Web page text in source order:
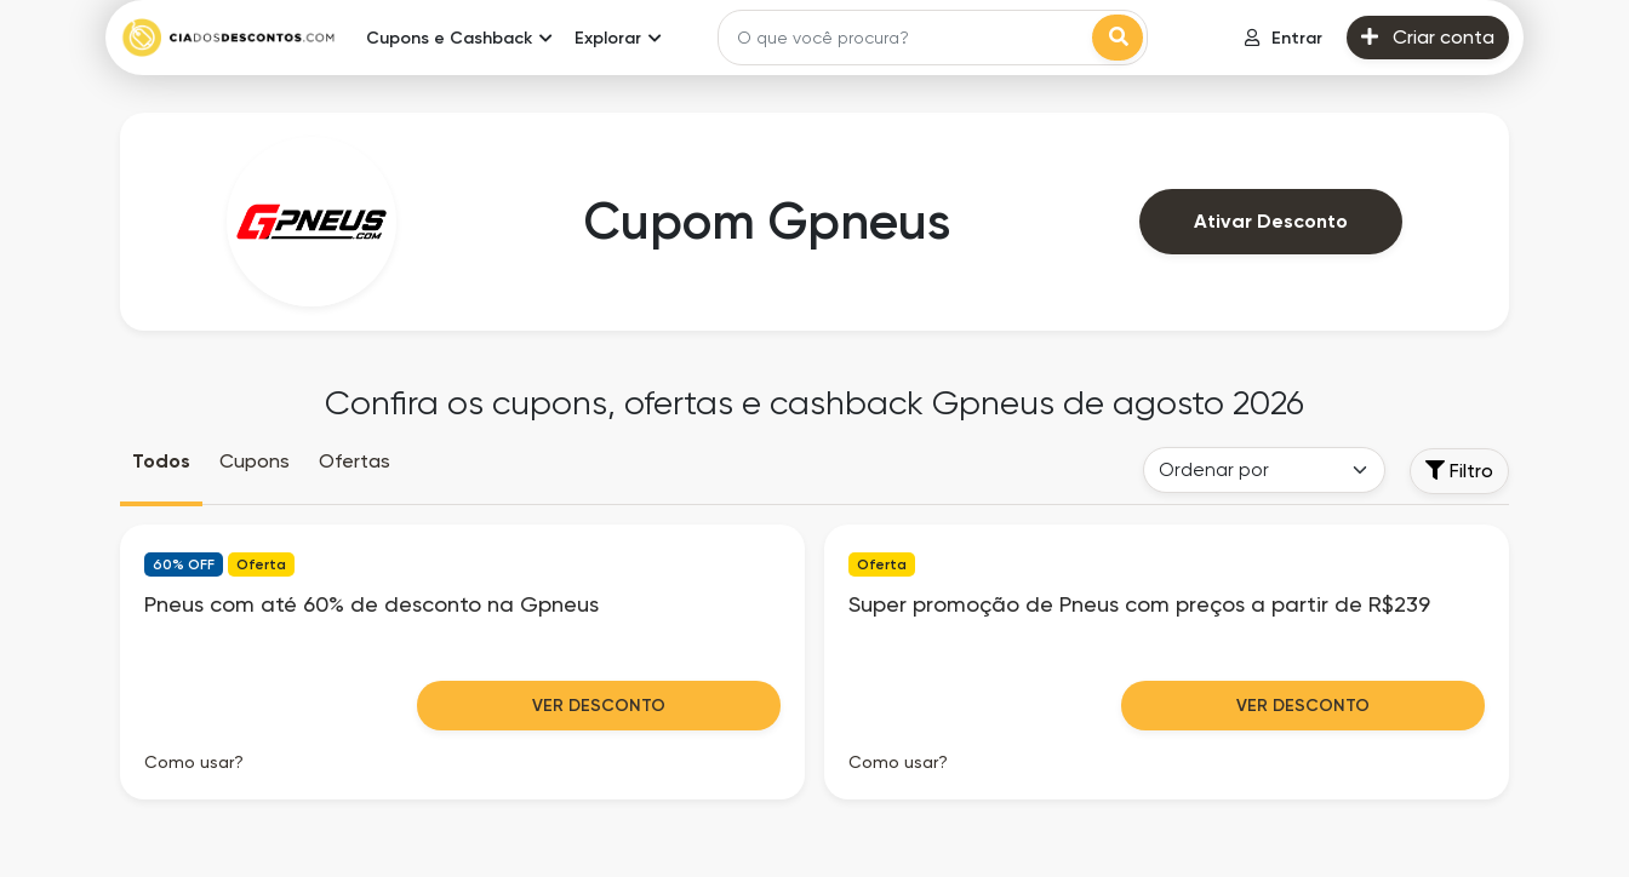
Cupons e Cashback Explorar Entrar Criar conta
Cupom Gpneus Ativar Desconto
Confira os cupons, ofertas e cashback Gpneus de agosto 2026
Todos Cupons Ofertas Filtro
60% OFF Oferta
Pneus com até 60% de desconto na Gpneus
VER DESCONTO
Como usar?
Oferta
Super promoção de Pneus com preços a partir de R$239
VER DESCONTO
Como usar?